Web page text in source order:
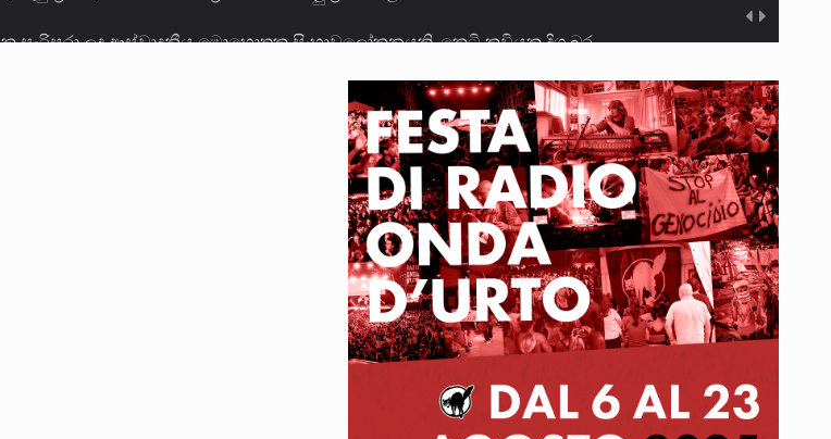
වෙඩික්කරු බවට සැක කරන ගිං ගඟේ ගිල්වා මරා දමා…
විශ්‍රාම වයස දීර්ඝ කිරීම සඳහා සකස් කර ඇති විසිදෙවන…
තුලදී (2020 ජනවාරි 01 සිට 2025 දෙසැම්බර්…
බව කියන රැඳවියන් ගණන ඉහළ ගොස් තිබේ. ඒ…
"කතා කරන මහ වැව" නම් නකතාවක්…
විශ්‍රාම යෑමේ වයස සම්බන්ධයෙන් නිහඬව සිටින ලෙස තමාට දැනුම් දුන්…
වන ලලිත්කුමාර් වීරරාජ් සහ කුගන් මුරුගානන්දන් යාපනයේදී අතුරුදන්…